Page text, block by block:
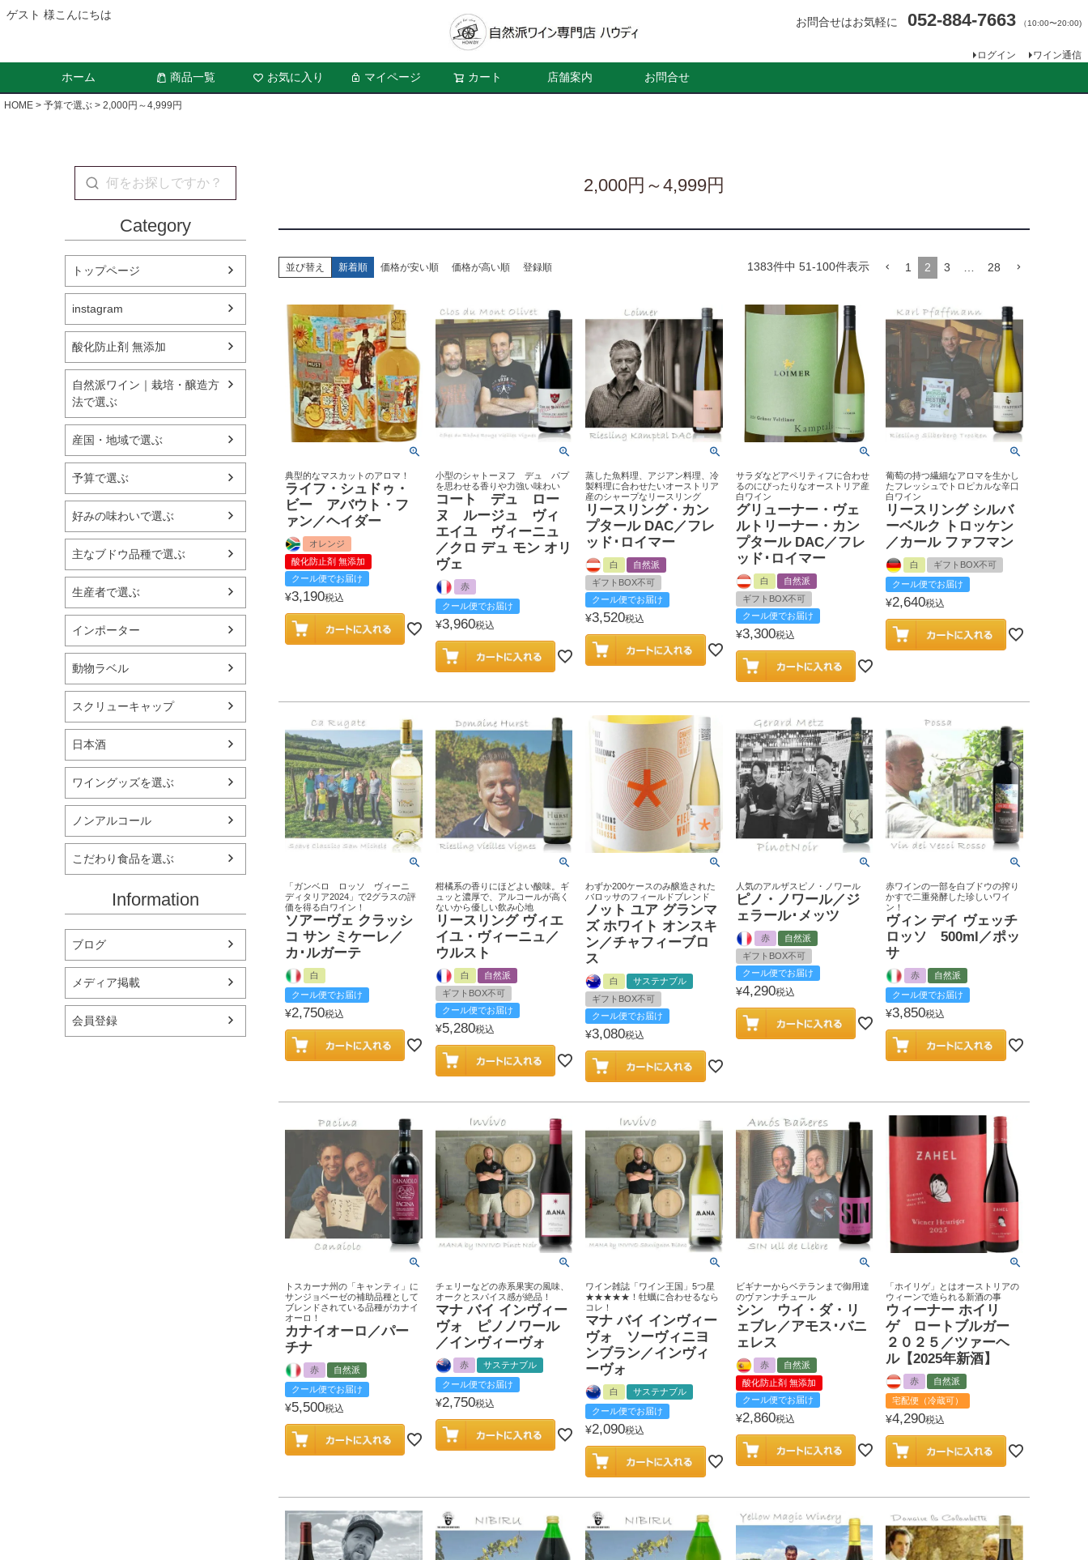
ゲスト 様こんにちは
お問合せはお気軽に 052-884-7663 （10:00〜20:00)
ログイン ワイン通信
ホーム 商品一覧 お気に入り マイページ カート 店舗案内 お問合せ
HOME 予算で選ぶ 2,000円～4,999円
Category
トップページ
instagram
酸化防止剤 無添加
自然派ワイン｜栽培・醸造方
法で選ぶ
産国・地域で選ぶ
予算で選ぶ
好みの味わいで選ぶ
主なブドウ品種で選ぶ
生産者で選ぶ
インポーター
動物ラベル
スクリューキャップ
日本酒
ワイングッズを選ぶ
ノンアルコール
こだわり食品を選ぶ
Information
ブログ
メディア掲載
会員登録
2,000円～4,999円
並び替え 新着順 価格が安い順 価格が高い順 登録順 1383件中 51-100件表示 1 2 3 28
典型的なマスカットのアロマ！
ライフ・シュドゥ・
ビー アバウト・フ
ァン／ヘイダー
オレンジ
酸化防止剤 無添加
クール便でお届け
¥3,190税込
小型のシャトーヌフ デュ パプ
を思わせる香りや力強い味わい
コート デュ ロー
ヌ ルージュ ヴィ
エイユ ヴィーニュ
／クロ デュ モン オリ
ヴェ
赤
クール便でお届け
¥3,960税込
蒸した魚料理、アジアン料理、冷
製料理に合わせたいオーストリア
産のシャープなリースリング
リースリング・カン
プタール DAC／フレ
ッド･ロイマー
白
自然派
ギフトBOX不可
クール便でお届け
¥3,520税込
サラダなどアペリティフに合わせ
るのにぴったりなオーストリア産
白ワイン
グリューナー・ヴェ
ルトリーナー・カン
プタール DAC／フレ
ッド･ロイマー
白
自然派
ギフトBOX不可
クール便でお届け
¥3,300税込
葡萄の持つ繊細なアロマを生かし
たフレッシュでトロピカルな辛口
白ワイン
リースリング シルバ
ーベルク トロッケン
／カール ファフマン
白
ギフトBOX不可
クール便でお届け
¥2,640税込
「ガンベロ ロッソ ヴィーニ
ディタリア2024」で2グラスの評
価を得る白ワイン！
ソアーヴェ クラッシ
コ サン ミケーレ／
カ･ルガーテ
白
クール便でお届け
¥2,750税込
柑橘系の香りにほどよい酸味。ギ
ュッと濃厚で、アルコールが高く
ないから優しい飲み心地
リースリング ヴィエ
イユ・ヴィーニュ／
ウルスト
白
自然派
ギフトBOX不可
クール便でお届け
¥5,280税込
わずか200ケースのみ醸造された
バロッサのフィールドブレンド
ノット ユア グランマ
ズ ホワイト オンスキ
ン／チャフィーブロ
ス
白
サステナブル
ギフトBOX不可
クール便でお届け
¥3,080税込
人気のアルザスピノ・ノワール
ピノ・ノワール／ジ
ェラール･メッツ
赤
自然派
ギフトBOX不可
クール便でお届け
¥4,290税込
赤ワインの一部を白ブドウの搾り
かすで二重発酵した珍しいワイ
ン！
ヴィン デイ ヴェッチ
ロッソ 500ml／ポッ
サ
赤
自然派
クール便でお届け
¥3,850税込
トスカーナ州の「キャンティ」に
サンジョベーゼの補助品種として
ブレンドされている品種がカナイ
オーロ！
カナイオーロ／パー
チナ
赤
自然派
クール便でお届け
¥5,500税込
チェリーなどの赤系果実の風味、
オークとスパイス感が絶品！
マナ バイ インヴィー
ヴォ ピノノワール
／インヴィーヴォ
赤
サステナブル
クール便でお届け
¥2,750税込
ワイン雑誌「ワイン王国」5つ星
★★★★★！牡蠣に合わせるなら
コレ！
マナ バイ インヴィー
ヴォ ソーヴィニヨ
ンブラン／インヴィ
ーヴォ
白
サステナブル
クール便でお届け
¥2,090税込
ビギナーからベテランまで御用達
のヴァンナチュール
シン ウイ・ダ・リ
ェブレ／アモス･バニ
ェレス
赤
自然派
酸化防止剤 無添加
クール便でお届け
¥2,860税込
「ホイリゲ」とはオーストリアの
ウィーンで造られる新酒の事
ウィーナー ホイリ
ゲ ロートブルガー
２０２５／ツァーヘ
ル【2025年新酒】
赤
自然派
宅配便（冷蔵可）
¥4,290税込